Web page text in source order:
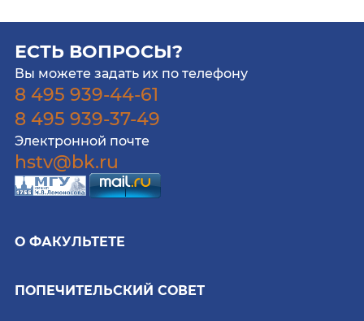
ЕСТЬ ВОПРОСЫ?
Вы можете задать их по телефону
8 495 939-44-61
8 495 939-37-49
Электронной почте
hstv@bk.ru
О ФАКУЛЬТЕТЕ
ПОПЕЧИТЕЛЬСКИЙ СОВЕТ